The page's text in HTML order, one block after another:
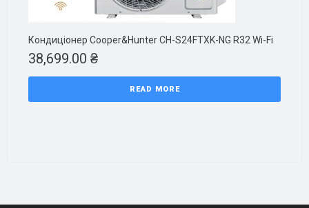
Кондиціонер Cooper&Hunter CH-S24FTXK-NG R32 Wi-Fi
38,699.00 ₴
READ MORE